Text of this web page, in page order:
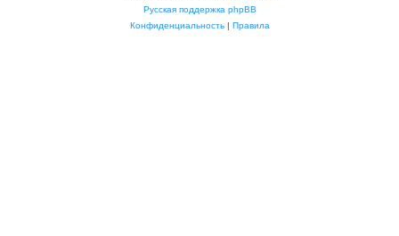
Русская поддержка phpBB
Конфиденциальность| Правила